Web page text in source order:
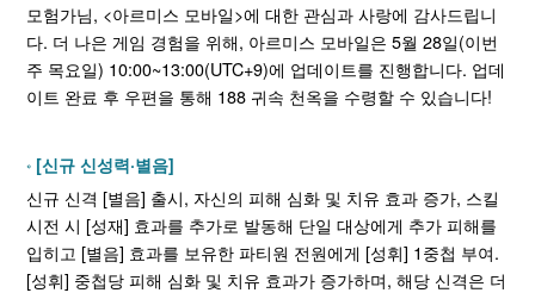
모험가님, <아르미스 모바일>에 대한 관심과 사랑에 감사드립니
다. 더 나은 게임 경험을 위해, 아르미스 모바일은 5월 28일(이번
주 목요일) 10:00~13:00(UTC+9)에 업데이트를 진행합니다. 업데
이트 완료 후 우편을 통해 188 귀속 천옥을 수령할 수 있습니다!
[신규 신성력·별음]
신규 신격 [별음] 출시, 자신의 피해 심화 및 치유 효과 증가, 스킬
시전 시 [성재] 효과를 추가로 발동해 단일 대상에게 추가 피해를
입히고 [별음] 효과를 보유한 파티원 전원에게 [성휘] 1중첩 부여.
[성휘] 중첩당 피해 심화 및 치유 효과가 증가하며, 해당 신격은 더